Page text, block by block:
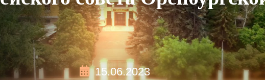
15.06.2023